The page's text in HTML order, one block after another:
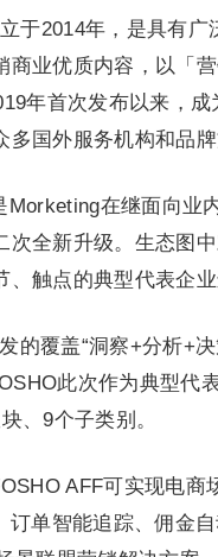
于2014年，是具有广
业优质内容，以「
年首次发布以来，
国外服务机构和品牌
在继面向业
全新升级。生态图
触点的典型代表企业
的覆盖“洞察+分析+
此次作为典型代
、9个子类别。
AFF可实现电商
单智能追踪、佣金